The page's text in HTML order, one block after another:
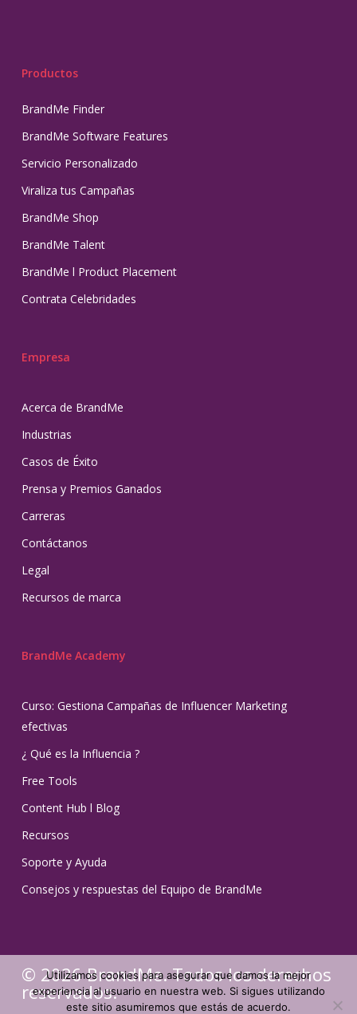
Productos
BrandMe Finder
BrandMe Software Features
Servicio Personalizado
Viraliza tus Campañas
BrandMe Shop
BrandMe Talent
BrandMe l Product Placement
Contrata Celebridades
Empresa
Acerca de BrandMe
Industrias
Casos de Éxito
Prensa y Premios Ganados
Carreras
Contáctanos
Legal
Recursos de marca
BrandMe Academy
Curso: Gestiona Campañas de Influencer Marketing
efectivas
¿ Qué es la Influencia ?
Free Tools
Content Hub l Blog
Recursos
Soporte y Ayuda
Consejos y respuestas del Equipo de BrandMe
© 2026 BrandMe. Todos los derechos
reservados.
Utilizamos cookies para asegurar que damos la mejor
experiencia al usuario en nuestra web. Si sigues utilizando
este sitio asumiremos que estás de acuerdo.